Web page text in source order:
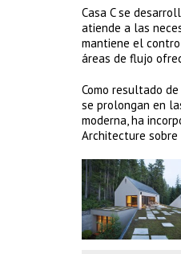
Casa C se
atiende a las
mantiene el
áreas de flujo
Como resultado
se prolongan en
moderna, ha
Architecture